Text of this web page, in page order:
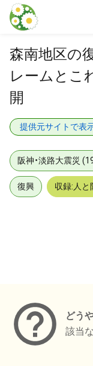
本文に飛ぶ
森南地区の
レームとこ
開
提供元サイトで表
阪神・淡路大震災
復興 収録:人
どう
該当